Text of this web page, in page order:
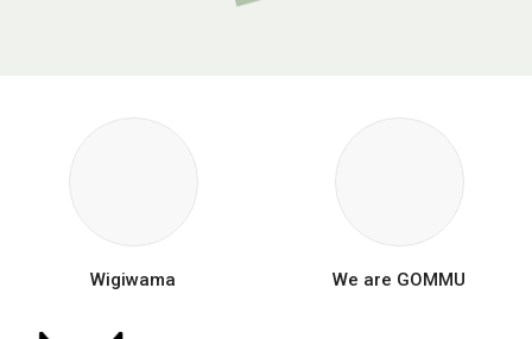
Wigiwama We are GOMMU